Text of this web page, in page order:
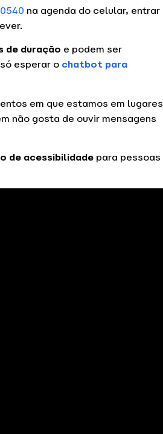
na agenda do celular, entrar
de duração e podem ser
esperar o chatbot para
em que estamos em lugares
não gosta de ouvir mensagens
de acessibilidadepara pessoas